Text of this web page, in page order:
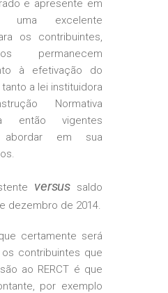
e apresente em
uma excelente
os contribuintes,
permanecem
à efetivação do
tanto a lei instituidora
Normativa
então vigentes
em sua
versussaldo
dezembro de 2014.
certamente será
contribuintes que
ao RERCT é que
por exemplo